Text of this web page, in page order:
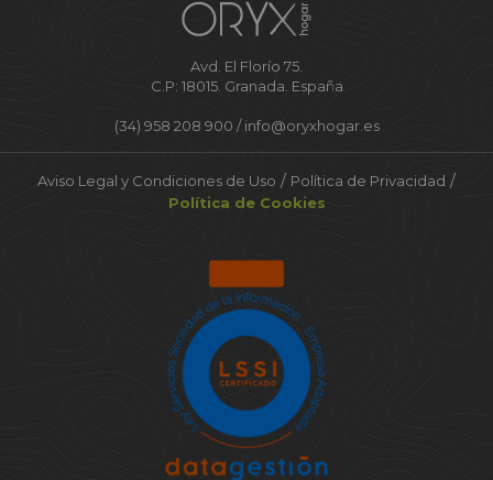
Avd. El Florío 75.
C.P: 18015. Granada. España
(34) 958 208 900 /info@oryxhogar.es
Aviso Legal y Condiciones de Uso / Política de Privacidad /
Política de Cookies